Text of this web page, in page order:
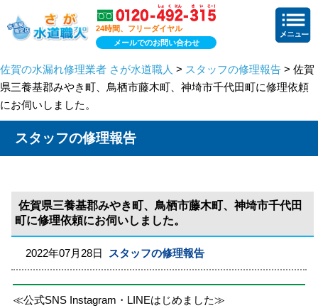
24時間、フリーダイヤル
メールでのお問い合わせ
佐賀の水漏れ修理業者 さが水道職人 > スタッフの修理報告 > 佐賀
県三養基郡みやき町、鳥栖市藤木町、神埼市千代田町に修理依頼
にお伺いしました。
スタッフの修理報告
佐賀県三養基郡みやき町、鳥栖市藤木町、神埼市千代田
町に修理依頼にお伺いしました。
2022年07月28日 スタッフの修理報告
≪公式SNS Instagram・LINEはじめました≫